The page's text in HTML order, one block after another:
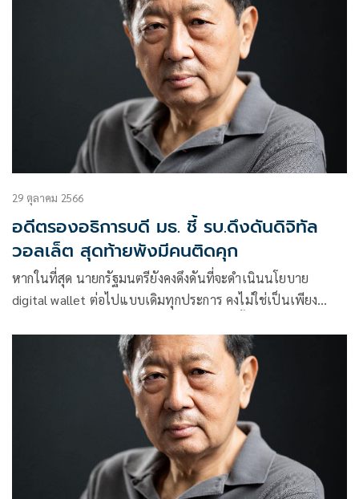
29 ตุลาคม 2566
อดีตรองอธิการบดี มธ. ชี้ รบ.ดึงดันดิจิทัล
วอลเล็ต สุดท้ายพังมีคนติดคุก
หากในที่สุด นายกรัฐมนตรียังคงดึงดันที่จะดำเนินนโยบาย
digital wallet ต่อไปแบบเดิมทุกประการ คงไม่ใช่เป็นเพียง